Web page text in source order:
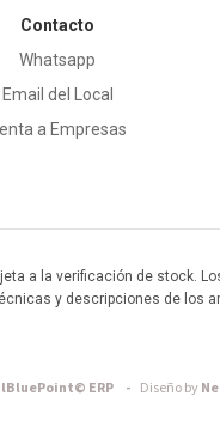
Contacto
Whatsapp
Email del Local
a Empresas
a la verificación de stock.
y descripciones de los
ERP - Diseño by